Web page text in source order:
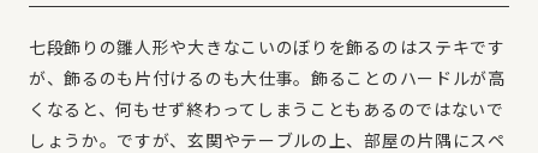
七段飾りの雛人形や大きなこいのぼりを飾るのはステキです
が、飾るのも片付けるのも大仕事。飾ることのハードルが高
くなると、何もせず終わってしまうこともあるのではないで
しょうか。ですが、玄関やテーブルの上、部屋の片隅にスペ